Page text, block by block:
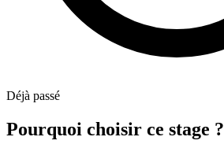
Déjà passé
Pourquoi choisir ce stage ?